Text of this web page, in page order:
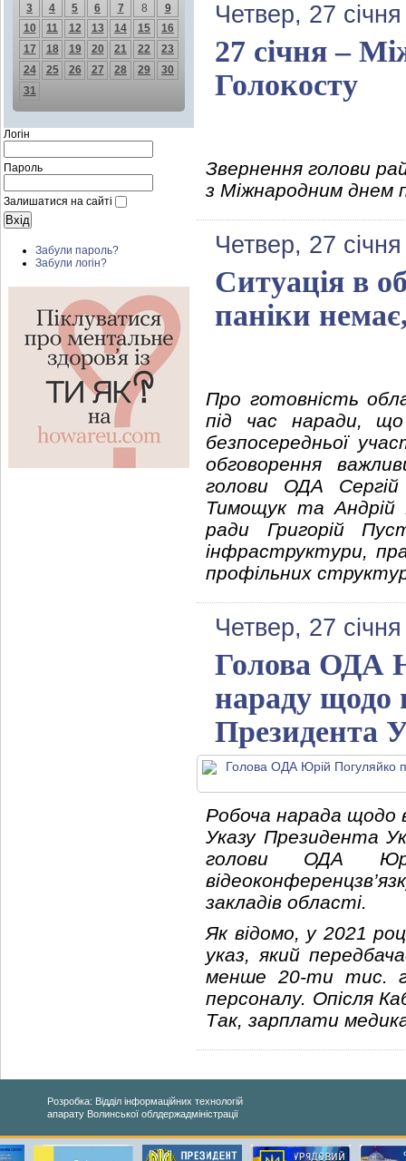
3
4 5 6 7 8
9
10
11 12 13 14 15
16
17
18 19 20 21 22
23
24
25 26 27 28 29
30
31
Логін
Пароль
Залишатися на сайті
Забули пароль?
Забули логін?
Четвер, 27
27 січня –
Голокосту
Звернення голови
з Міжнародним днем
Четвер, 27
Ситуація в
паніки
Про готовність
під час наради, що
безпосередньої
обговорення
голови ОДА
Тимощук та Андрій
ради Григорій
інфраструктури,
профільних
Четвер, 27
Голова ОДА
нараду щодо
Президента
Робоча нарада щодо
Указу Президента
голови ОДА
закладів області.
Як відомо, у 2021
указ, який
менше 20-ти тис.
персоналу. Опісля
Так, зарплати
Розробка: Відділ інформаційних технологій
апарату Волинської облдержадміністрації